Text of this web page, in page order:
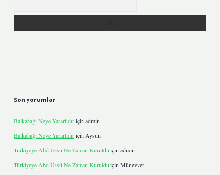
Son yorumlar
Balkabağı Neye Yararlıdıriçin admin
Balkabağı Neye Yararlıdıriçin Aysun
Türkiyeye Abd Üssü Ne Zaman Kuruldu için admin
Türkiyeye Abd Üssü Ne Zaman Kuruldu için Münevver